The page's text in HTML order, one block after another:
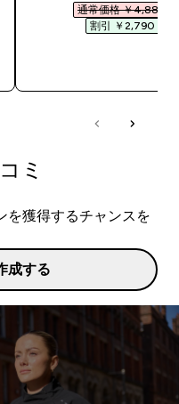
通常価格 ￥4,880‎
割引 ￥2,790‎
ミ
を獲得するチャンスを
成する